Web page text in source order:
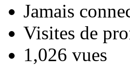
Jamais
Visites de
1,026 vues